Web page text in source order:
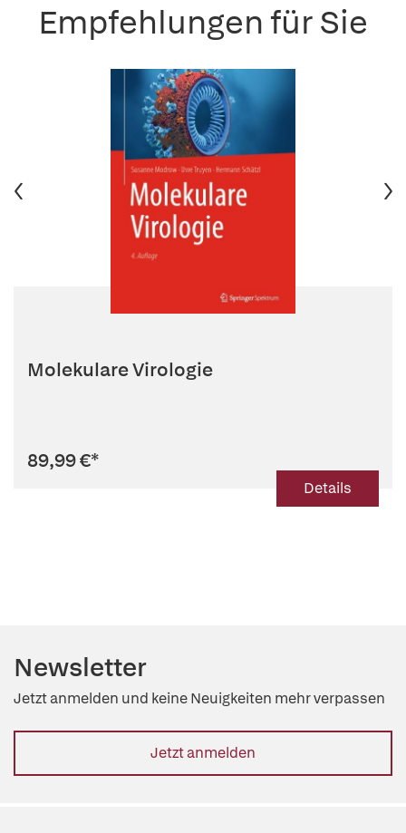
Empfehlungen für Sie
Molekulare Virologie
89,99 €*
Details
Newsletter
Jetzt anmelden und keine Neuigkeiten mehr verpassen
Jetzt anmelden